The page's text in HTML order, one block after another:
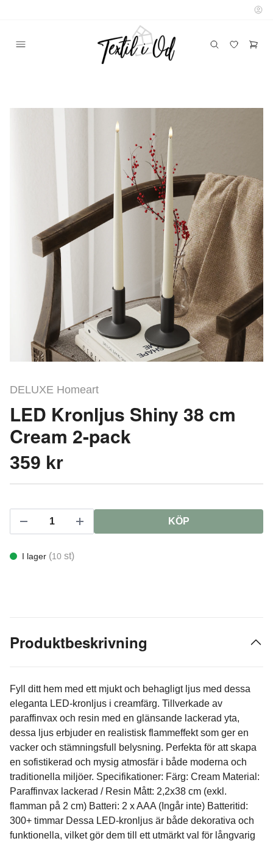
DELUXE Homeart
LED Kronljus Shiny 38 cm
Cream 2-pack
359 kr
KÖP
I lager (10 st)
Produktbeskrivning
Fyll ditt hem med ett mjukt och behagligt ljus med dessa
eleganta LED-kronljus i creamfärg. Tillverkade av
paraffinvax och resin med en glänsande lackerad yta,
dessa ljus erbjuder en realistisk flammeffekt som ger en
vacker och stämningsfull belysning. Perfekta för att skapa
en sofistikerad och mysig atmosfär i både moderna och
traditionella miljöer. Specifikationer: Färg: Cream Material:
Paraffinvax lackerad / Resin Mått: 2,2x38 cm (exkl.
flamman på 2 cm) Batteri: 2 x AAA (Ingår inte) Batteritid:
300+ timmar Dessa LED-kronljus är både dekorativa och
funktionella, vilket gör dem till ett utmärkt val för långvarig